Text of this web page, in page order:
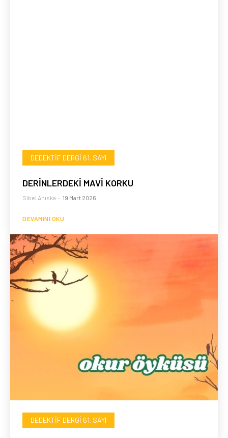
DEDEKTIF DERGI 61. SAYI
DERİNLERDEKİ MAVİ KORKU
Sibel Ahıska - 19 Mart 2026
DEVAMINI OKU
DEDEKTIF DERGI 61. SAYI